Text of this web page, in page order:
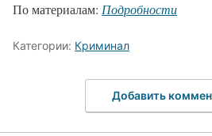
По материалам: Подробности
Категории: Криминал
Добавить